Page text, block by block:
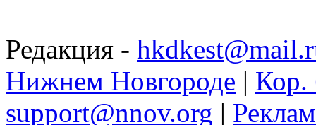
Редакция -
Нижнем Новгороде | Кор.
support@nnov.org |